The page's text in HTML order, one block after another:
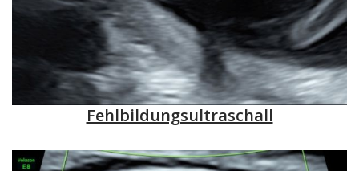
Fehlbildungsultraschall